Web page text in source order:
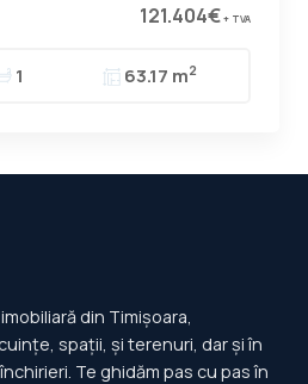
121.404€+ TVA
1 63.17 m2
din Timișoara,
spații, și terenuri, dar și în
Te ghidăm pas cu pas în